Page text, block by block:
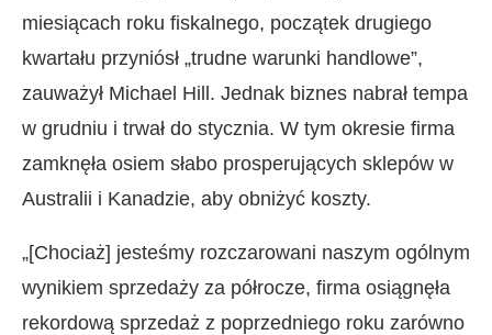
miesiącach roku fiskalnego, początek drugiego
kwartału przyniósł „trudne warunki handlowe”,
zauważył Michael Hill. Jednak biznes nabrał tempa
w grudniu i trwał do stycznia. W tym okresie firma
zamknęła osiem słabo prosperujących sklepów w
Australii i Kanadzie, aby obniżyć koszty.
„[Chociaż] jesteśmy rozczarowani naszym ogólnym
wynikiem sprzedaży za półrocze, firma osiągnęła
rekordową sprzedaż z poprzedniego roku zarówno